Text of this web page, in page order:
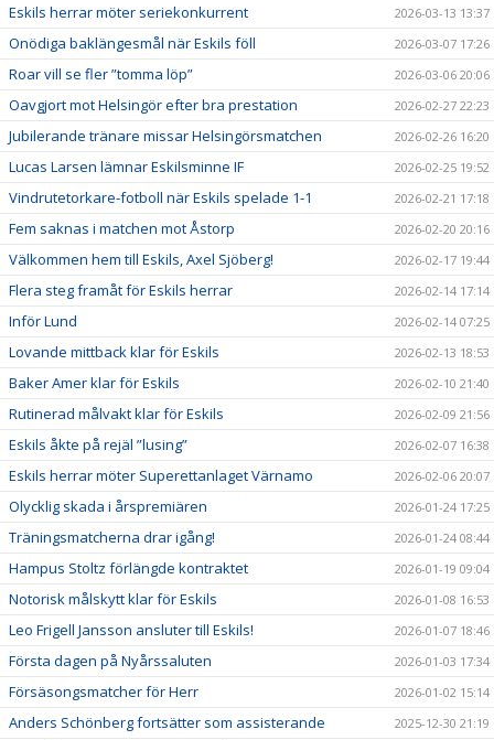
Eskils herrar möter seriekonkurrent 2026-03-13 13:37
Onödiga baklängesmål när Eskils föll 2026-03-07 17:26
Roar vill se fler ”tomma löp” 2026-03-06 20:06
Oavgjort mot Helsingör efter bra prestation 2026-02-27 22:23
Jubilerande tränare missar Helsingörsmatchen 2026-02-26 16:20
Lucas Larsen lämnar Eskilsminne IF 2026-02-25 19:52
Vindrutetorkare-fotboll när Eskils spelade 1-1 2026-02-21 17:18
Fem saknas i matchen mot Åstorp 2026-02-20 20:16
Välkommen hem till Eskils, Axel Sjöberg! 2026-02-17 19:44
Flera steg framåt för Eskils herrar 2026-02-14 17:14
Inför Lund 2026-02-14 07:25
Lovande mittback klar för Eskils 2026-02-13 18:53
Baker Amer klar för Eskils 2026-02-10 21:40
Rutinerad målvakt klar för Eskils 2026-02-09 21:56
Eskils åkte på rejäl ”lusing” 2026-02-07 16:38
Eskils herrar möter Superettanlaget Värnamo 2026-02-06 20:07
Olycklig skada i årspremiären 2026-01-24 17:25
Träningsmatcherna drar igång! 2026-01-24 08:44
Hampus Stoltz förlängde kontraktet 2026-01-19 09:04
Notorisk målskytt klar för Eskils 2026-01-08 16:53
Leo Frigell Jansson ansluter till Eskils! 2026-01-07 18:46
Första dagen på Nyårssaluten 2026-01-03 17:34
Försäsongsmatcher för Herr 2026-01-02 15:14
Anders Schönberg fortsätter som assisterande 2025-12-30 21:19